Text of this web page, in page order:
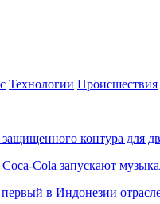
Технологии Происшествия
защищенного контура для
Cola запускают
первый в Индонезии